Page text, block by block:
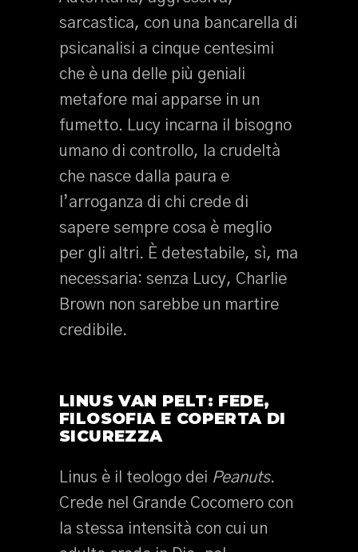
sarcastica, con una bancarella di
psicanalisi a cinque centesimi
che è una delle più geniali
metafore mai apparse in un
fumetto. Lucy incarna il bisogno
umano di controllo, la crudeltà
che nasce dalla paura e
l’arroganza di chi crede di
sapere sempre cosa è meglio
per gli altri. È detestabile, sì, ma
necessaria: senza Lucy, Charlie
Brown non sarebbe un martire
credibile.
LINUS VAN PELT: FEDE,
FILOSOFIA E COPERTA DI
SICUREZZA
Linus è il teologo dei Peanuts.
Crede nel Grande Cocomero con
la stessa intensità con cui un